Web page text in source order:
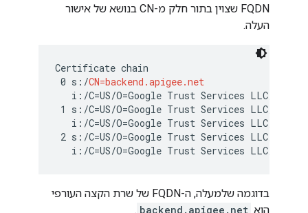
FQDN שצוין בתור חלק מ-CN בנושא של אישור
העלה.
Certificate chain
0 s:/CN=backend.apigee.net
i:/C=US/O=Google Trust Services LLC/
1 s:/C=US/O=Google Trust Services LLC/
i:/C=US/O=Google Trust Services LLC/
2 s:/C=US/O=Google Trust Services LLC/
בדוגמה שלמעלה, ה-FQDN של שרת הקצה העורפי
הוא backend.apigee.net
.